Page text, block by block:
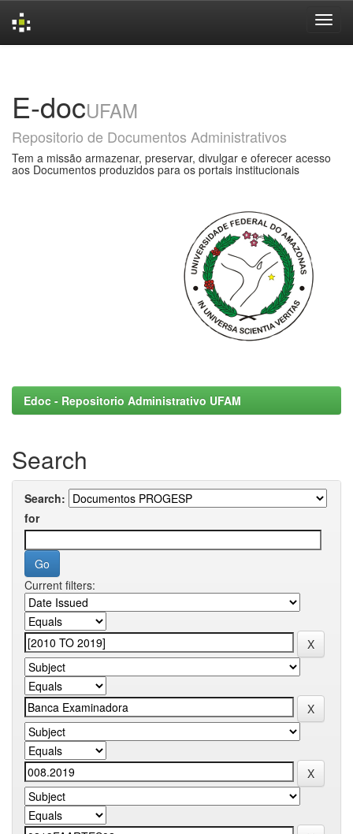
E-docUFAM
Repositorio de Documentos Administrativos
Tem a missão armazenar, preservar, divulgar e oferecer acesso
aos Documentos produzidos para os portais institucionais
Edoc - Repositorio Administrativo UFAM
Search
Search:
for
Current filters: